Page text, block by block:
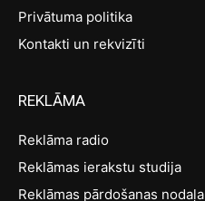
Privātuma politika
Kontakti un rekvizīti
REKLĀMA
Reklāma radio
Reklāmas ierakstu studija
Reklāmas pārdošanas nodaļa